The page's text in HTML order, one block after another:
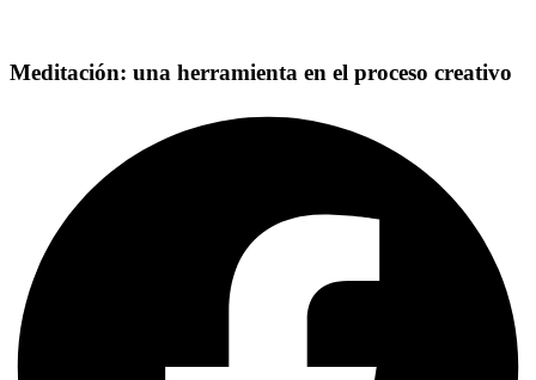
Meditación: una herramienta en el proceso creativo